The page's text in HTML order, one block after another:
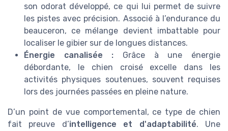
son odorat développé, ce qui lui permet de suivre
les pistes avec précision. Associé à l’endurance du
beauceron, ce mélange devient imbattable pour
localiser le gibier sur de longues distances.
Énergie canalisée : Grâce à une énergie
débordante, le chien croisé excelle dans les
activités physiques soutenues, souvent requises
lors des journées passées en pleine nature.
D’un point de vue comportemental, ce type de chien
fait preuve d’intelligence et d'adaptabilité. Une